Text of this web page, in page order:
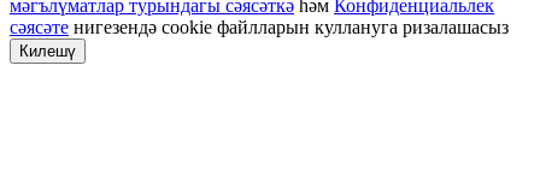
мәгълүматлар турындагы сәясәткә һәм Конфиденциальлек
сәясәте нигезендә cookie файлларын куллануга ризалашасыз
Килешү